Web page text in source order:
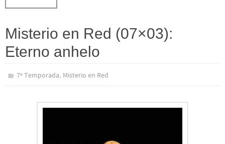
Misterio en Red (07×03):
Eterno anhelo
7º Temporada, Misterio en Red